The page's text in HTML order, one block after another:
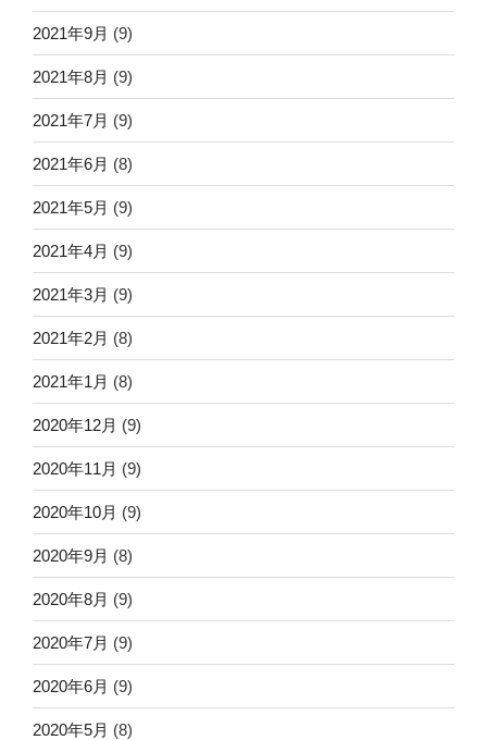
2021年9月 (9)
2021年8月 (9)
2021年7月 (9)
2021年6月 (8)
2021年5月 (9)
2021年4月 (9)
2021年3月 (9)
2021年2月 (8)
2021年1月 (8)
2020年12月 (9)
2020年11月 (9)
2020年10月 (9)
2020年9月 (8)
2020年8月 (9)
2020年7月 (9)
2020年6月 (9)
2020年5月 (8)